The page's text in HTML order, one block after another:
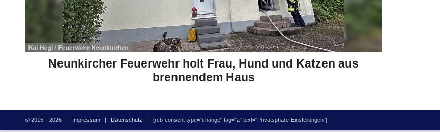
Neunkircher Feuerwehr holt Frau, Hund und Katzen aus
brennendem Haus
© 2015 – 2026 | Impressum | Datenschutz | [rcb-consent type="change" tag="a" text="Privatsphäre-Einstellungen"]